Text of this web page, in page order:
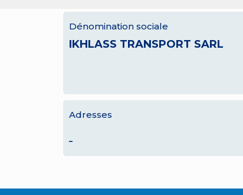
Dénomination sociale
IKHLASS TRANSPORT SARL
Adresses
–